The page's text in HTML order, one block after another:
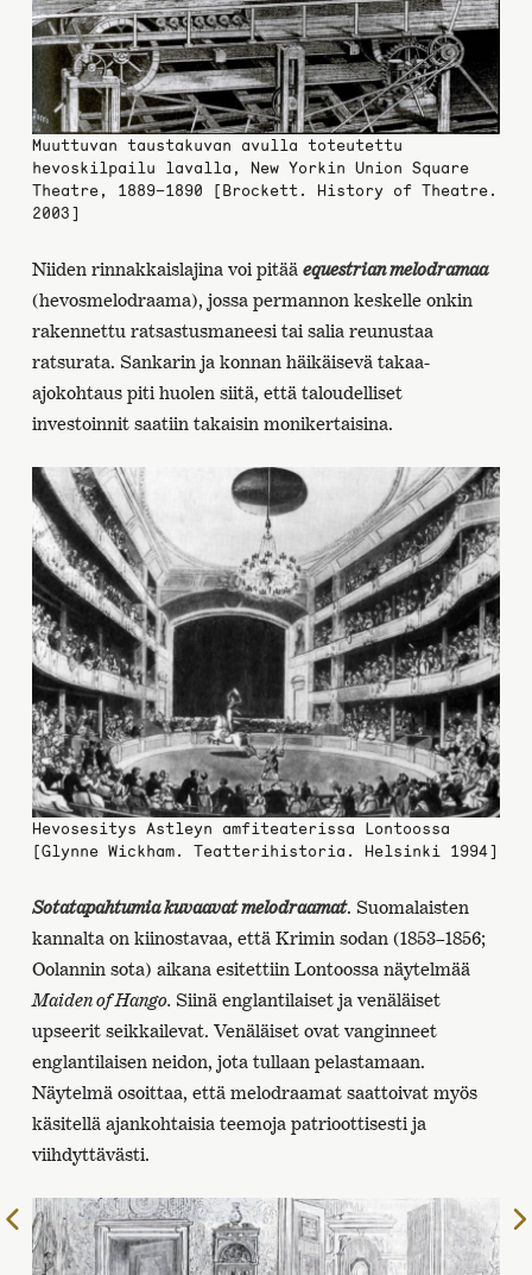
Muuttuvan taustakuvan avulla toteutettu
hevoskilpailu lavalla, New Yorkin Union Square
Theatre, 1889–1890 [Brockett. History of Theatre.
2003]
Niiden rinnakkaislajina voi pitää equestrian melodramaa
(hevosmelodraama), jossa permannon keskelle onkin
rakennettu ratsastusmaneesi tai salia reunustaa
ratsurata. Sankarin ja konnan häikäisevä takaa-
ajokohtaus piti huolen siitä, että taloudelliset
investoinnit saatiin takaisin monikertaisina.
Hevosesitys Astleyn amfiteaterissa Lontoossa
[Glynne Wickham. Teatterihistoria. Helsinki 1994]
Sotatapahtumia kuvaavat melodraamat. Suomalaisten
kannalta on kiinostavaa, että Krimin sodan (1853–1856;
Oolannin sota) aikana esitettiin Lontoossa näytelmää
Maiden of Hango. Siinä englantilaiset ja venäläiset
upseerit seikkailevat. Venäläiset ovat vanginneet
englantilaisen neidon, jota tullaan pelastamaan.
Näytelmä osoittaa, että melodraamat saattoivat myös
käsitellä ajankohtaisia teemoja patrioottisesti ja
viihdyttävästi.
Edelliselle
sivulle